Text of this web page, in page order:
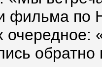
фильма по
очередное:
обратно